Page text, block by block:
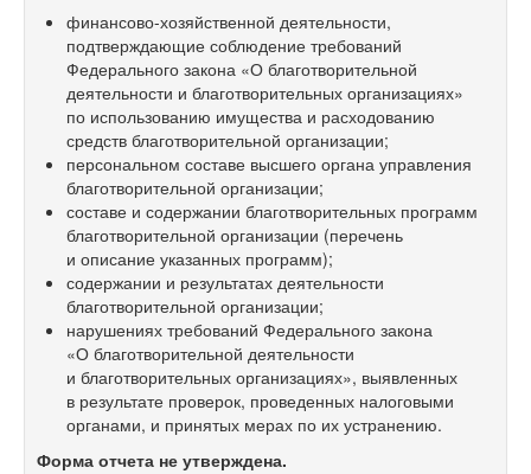
финансово-хозяйственной деятельности,
подтверждающие соблюдение требований
Федерального закона «О благотворительной
деятельности и благотворительных организациях»
по использованию имущества и расходованию
средств благотворительной организации;
персональном составе высшего органа управления
благотворительной организации;
составе и содержании благотворительных программ
благотворительной организации (перечень
и описание указанных программ);
содержании и результатах деятельности
благотворительной организации;
нарушениях требований Федерального закона
«О благотворительной деятельности
и благотворительных организациях», выявленных
в результате проверок, проведенных налоговыми
органами, и принятых мерах по их устранению.
Форма отчета не утверждена.